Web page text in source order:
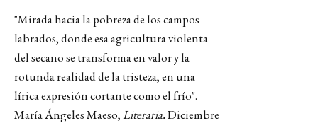
"Mirada hacia la pobreza de los campos
labrados, donde esa agricultura violenta
del secano se transforma en valor y la
rotunda realidad de la tristeza, en una
lírica expresión cortante como el frío".
María Ángeles Maeso,Literaria.Diciembre